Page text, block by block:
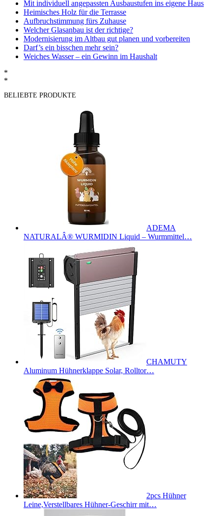
Mit individuell angepassten Ausbaustufen ins eigene Haus
Heimisches Holz für die Terrasse
Aufbruchstimmung fürs Zuhause
Welcher Glasanbau ist der richtige?
Modernisierung im Altbau gut planen und vorbereiten
Darf’s ein bisschen mehr sein?
Weiches Wasser – ein Gewinn im Haushalt
*
*
BELIEBTE PRODUKTE
ADEMA
NATURALÂ® WURMIDIN Liquid – Wurmmittel…
CHAMUTY
Aluminum Hühnerklappe Solar, Rolltor…
2pcs Hühner
Leine,Verstellbares Hühner-Geschirr mit…